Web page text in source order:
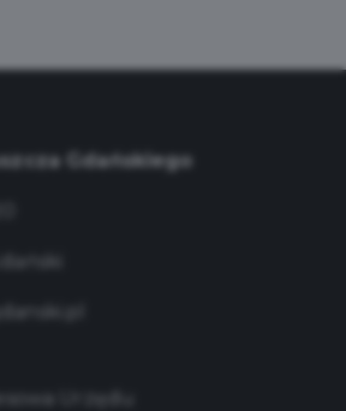
Gdańskiego
Urzędu